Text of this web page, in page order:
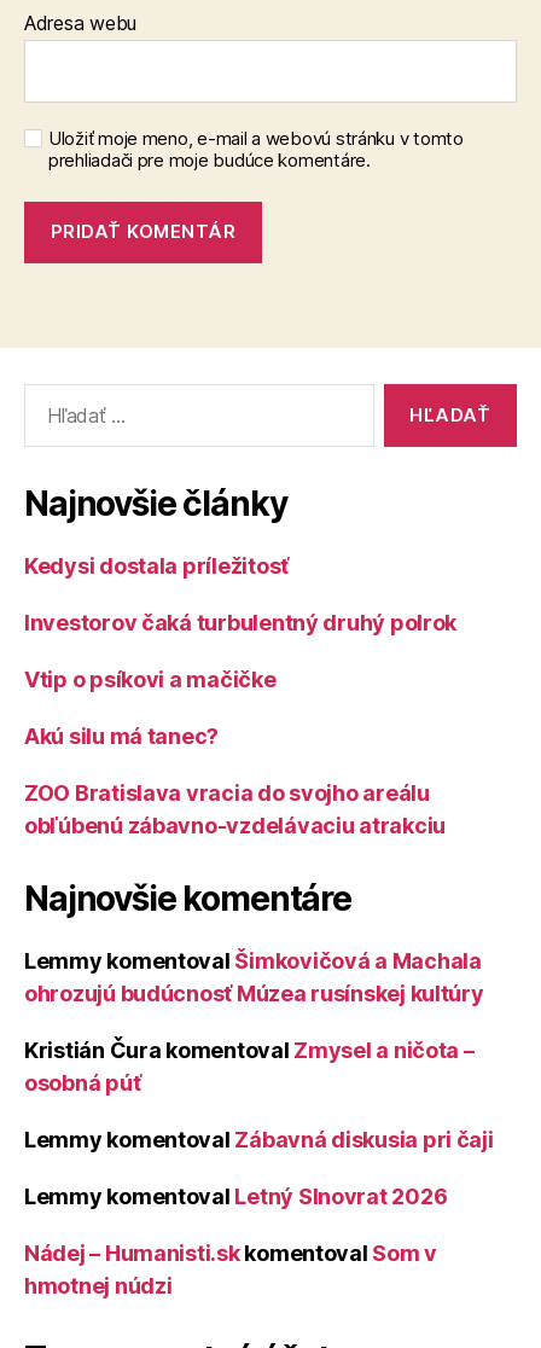
Adresa webu
Uložiť moje meno, e-mail a webovú stránku v tomto
prehliadači pre moje budúce komentáre.
Najnovšie články
Kedysi dostala príležitosť
Investorov čaká turbulentný druhý polrok
Vtip o psíkovi a mačičke
Akú silu má tanec?
ZOO Bratislava vracia do svojho areálu
obľúbenú zábavno-vzdelávaciu atrakciu
Najnovšie komentáre
Lemmy komentoval Šimkovičová a Machala
ohrozujú budúcnosť Múzea rusínskej kultúry
Kristián Čura komentoval Zmysel a ničota –
osobná púť
Lemmy komentoval Zábavná diskusia pri čaji
Lemmy komentoval Letný Slnovrat 2026
Nádej – Humanisti.skkomentoval Som v
hmotnej núdzi